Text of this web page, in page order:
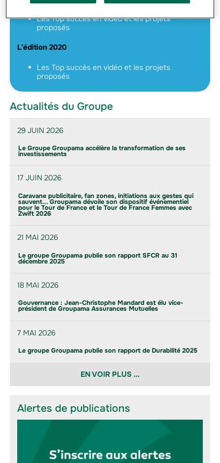
Les Top succès en vidéo et les projets
proposés
L’édition 2020
Les Top succès en vidéo et les projets
proposés
Actualités du Groupe
29 JUIN 2026
Le Groupe Groupama accélère la transformation de ses
investissements
17 JUIN 2026
Caravane publicitaire, fan zones, initiations aux gestes qui
sauvent... Groupama dévoile son dispositif événementiel
pour le Tour de France et le Tour de France Femmes avec
Zwift 2026
21 MAI 2026
Le groupe Groupama publie son rapport SFCR au 31
décembre 2025
18 MAI 2026
Gouvernance : Jean-Christophe Mandard est élu vice-
président de Groupama Assurances Mutuelles
7 MAI 2026
Le groupe Groupama publie son rapport de Durabilité 2025
EN VOIR PLUS ...
Alertes de publications